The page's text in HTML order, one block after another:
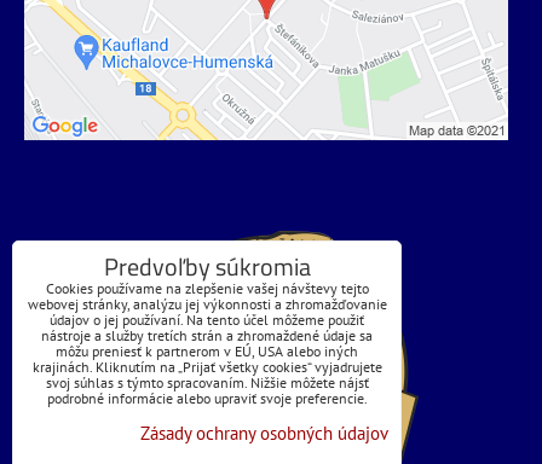
Predvoľby súkromia
Cookies používame na zlepšenie vašej návštevy tejto
webovej stránky, analýzu jej výkonnosti a zhromažďovanie
údajov o jej používaní. Na tento účel môžeme použiť
nástroje a služby tretích strán a zhromaždené údaje sa
môžu preniesť k partnerom v EÚ, USA alebo iných
krajinách. Kliknutím na „Prijať všetky cookies“ vyjadrujete
svoj súhlas s týmto spracovaním. Nižšie môžete nájsť
podrobné informácie alebo upraviť svoje preferencie.
Zásady ochrany osobných údajov